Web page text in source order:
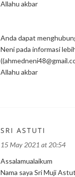
Allahu akbar
Anda dapat
Neni pada informasi
Allahu akbar
SRI ASTUTI
15 May 2021 at 20:54
Assalamualaikum
Nama saya Sri Muji